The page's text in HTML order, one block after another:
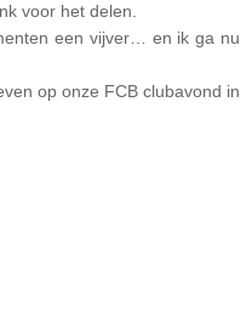
voor het delen.
een vijver… en ik ga nu
op onze FCB clubavond in